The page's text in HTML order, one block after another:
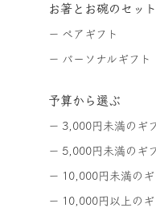
お箸とお碗のセット
ペアギフト
パーソナルギフト
予算から選ぶ
3,000円未満のギ
5,000円未満のギ
10,000円未満のギ
10,000円以上のギ